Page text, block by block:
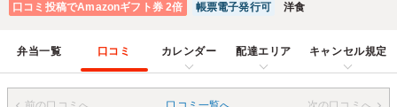
口コミ投稿でAmazonギフト券 2倍 帳票電子発行可 洋食
弁当一覧 口コミ カレンダー 配達エリア キャンセル規定